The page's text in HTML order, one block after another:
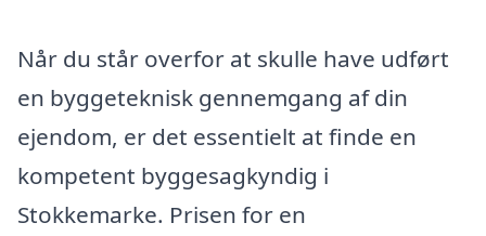
Når du står overfor at skulle have udført
en byggeteknisk gennemgang af din
ejendom, er det essentielt at finde en
kompetent byggesagkyndig i
Stokkemarke. Prisen for en